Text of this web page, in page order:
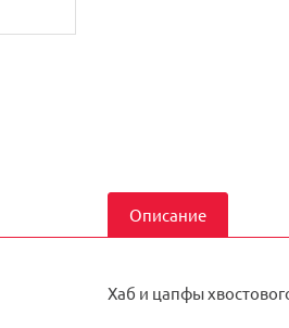
Описание
Хаб и цапфы